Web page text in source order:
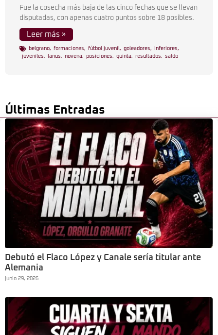
Fue la cosecha más baja de las cinco fechas que se llevan
disputadas, con apenas cuatro puntos sobre 18 posibles.
Leer más »
belgrano, formaciones, fútbol juvenil , goleadores, inferiores,
juveniles, lanus, novena, posiciones, quinta, resultados, saldo
Últimas Entradas
Debutó el Flaco López y Canale sería titular ante
Alemania
junio 29, 2026